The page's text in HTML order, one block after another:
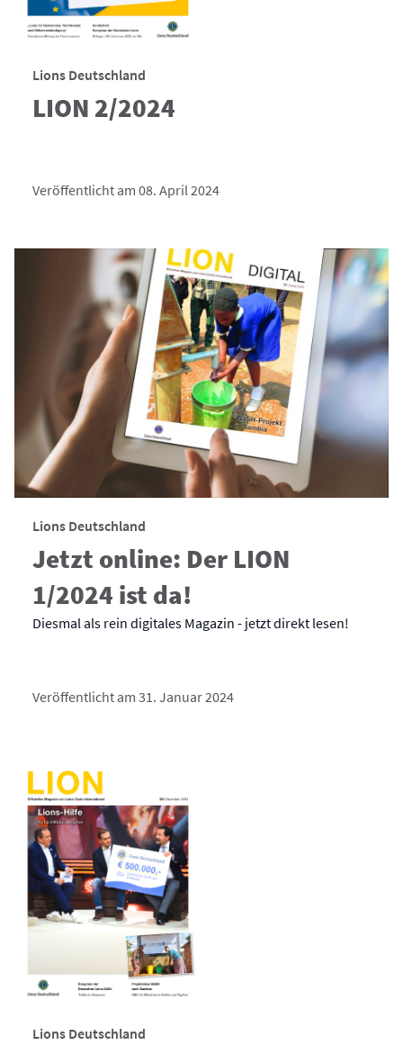
Lions Deutschland
LION 2/2024
Veröffentlicht am 08. April 2024
Lions Deutschland
Jetzt online: Der LION
1/2024 ist da!
Diesmal als rein digitales Magazin - jetzt direkt lesen!
Veröffentlicht am 31. Januar 2024
Lions Deutschland